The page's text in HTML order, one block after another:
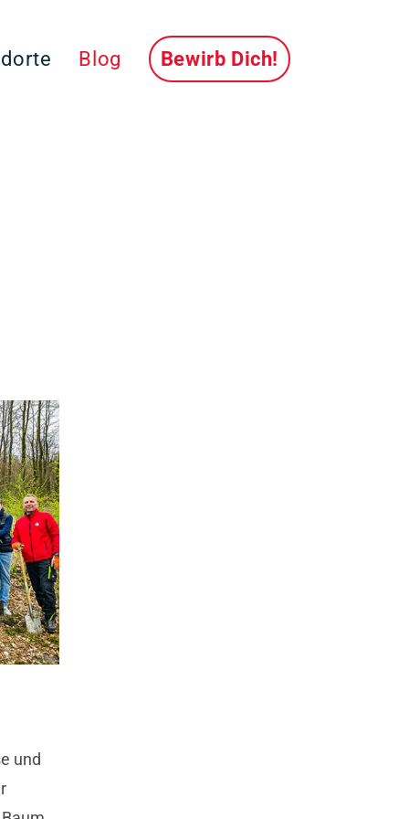
Blog Bewirb Dich!
und